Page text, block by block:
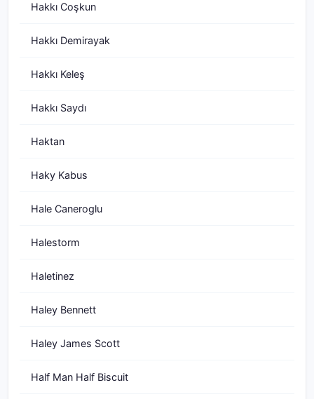
Hakkı Coşkun
Hakkı Demirayak
Hakkı Keleş
Hakkı Saydı
Haktan
Haky Kabus
Hale Caneroglu
Halestorm
Haletinez
Haley Bennett
Haley James Scott
Half Man Half Biscuit